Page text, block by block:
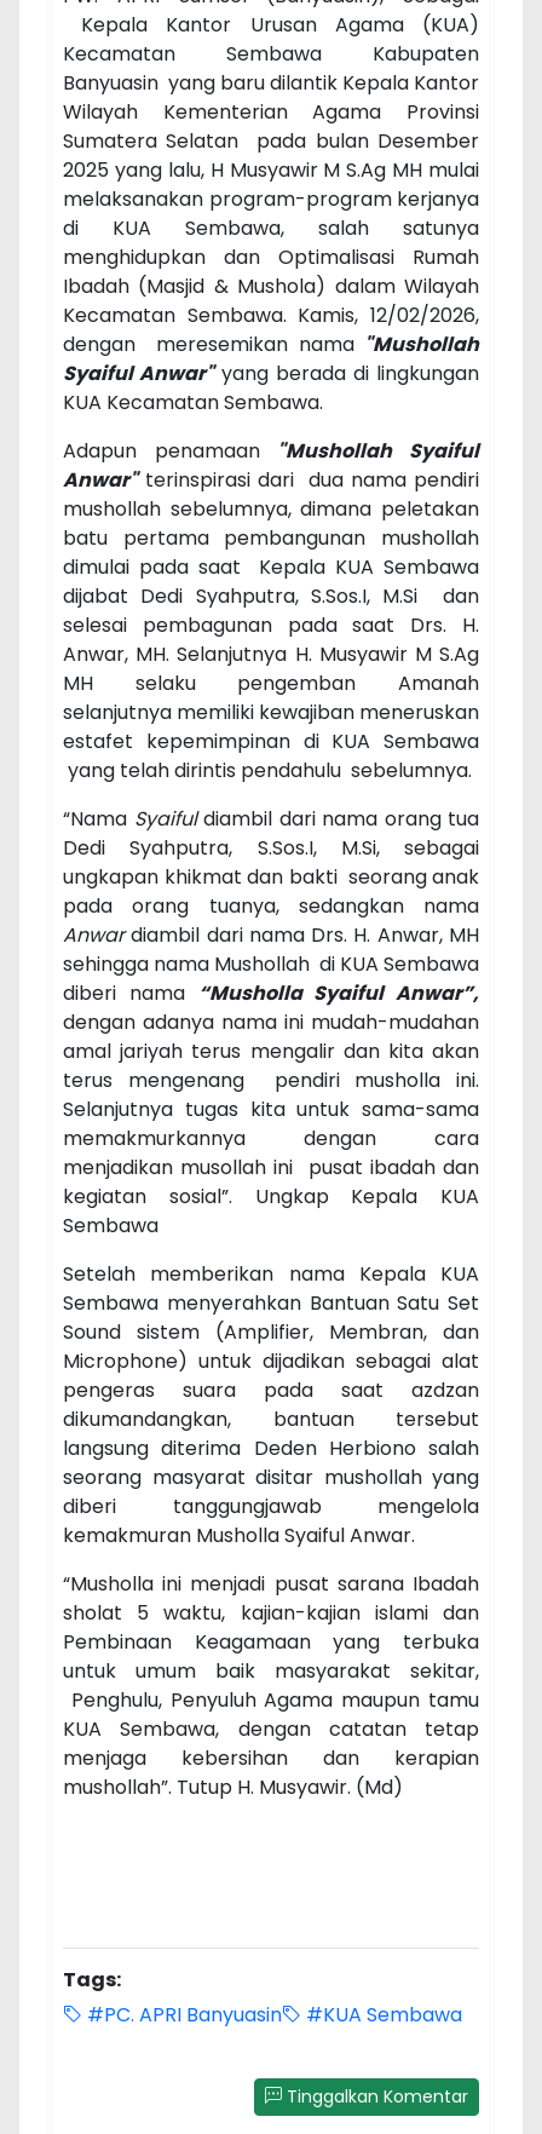
Kepala Kantor Urusan Agama (KUA)
Kecamatan Sembawa Kabupaten
Banyuasin yang baru dilantik Kepala Kantor
Wilayah Kementerian Agama Provinsi
Sumatera Selatan pada bulan Desember
2025 yang lalu, H Musyawir M S.Ag MH mulai
melaksanakan program-program kerjanya
di KUA Sembawa, salah satunya
menghidupkan dan Optimalisasi Rumah
Ibadah (Masjid & Mushola) dalam Wilayah
Kecamatan Sembawa. Kamis, 12/02/2026,
dengan meresemikan nama "Mushollah
Syaiful Anwar"yang berada di lingkungan
KUA Kecamatan Sembawa.
Adapun penamaan
"Mushollah Syaiful
Anwar"terinspirasi dari dua nama pendiri
mushollah sebelumnya, dimana peletakan
batu pertama pembangunan mushollah
dimulai pada saat Kepala KUA Sembawa
dijabat Dedi Syahputra, S.Sos.I, M.Si dan
selesai pembagunan pada saat Drs. H.
Anwar, MH. Selanjutnya H. Musyawir M S.Ag
MH selaku pengemban Amanah
selanjutnya memiliki kewajiban meneruskan
estafet kepemimpinan di KUA Sembawa
yang telah dirintis pendahulu sebelumnya.
“Nama Syaifuldiambil dari nama orang tua
Dedi Syahputra, S.Sos.I, M.Si, sebagai
ungkapan khikmat dan bakti seorang anak
pada orang tuanya, sedangkan nama
Anwardiambil dari nama Drs. H. Anwar, MH
sehingga nama Mushollah di KUA Sembawa
diberi nama “Musholla Syaiful Anwar”,
dengan adanya nama ini mudah-mudahan
amal jariyah terus mengalir dan kita akan
terus mengenang pendiri musholla ini.
Selanjutnya tugas kita untuk sama-sama
memakmurkannya dengan cara
menjadikan musollah ini pusat ibadah dan
kegiatan sosial”. Ungkap Kepala KUA
Sembawa
Setelah memberikan nama Kepala KUA
Sembawa menyerahkan Bantuan Satu Set
Sound sistem (Amplifier, Membran, dan
Microphone) untuk dijadikan sebagai alat
pengeras suara pada saat azdzan
dikumandangkan, bantuan tersebut
langsung diterima Deden Herbiono salah
seorang masyarat disitar mushollah yang
diberi tanggungjawab mengelola
kemakmuran Musholla Syaiful Anwar.
“Musholla ini menjadi pusat sarana Ibadah
sholat 5 waktu, kajian-kajian islami dan
Pembinaan Keagamaan yang terbuka
untuk umum baik masyarakat sekitar,
Penghulu, Penyuluh Agama maupun tamu
KUA Sembawa, dengan catatan tetap
menjaga kebersihan dan kerapian
mushollah”. Tutup H. Musyawir. (Md)
Tags:
#PC. APRI Banyuasin
#KUA Sembawa
Tinggalkan Komentar